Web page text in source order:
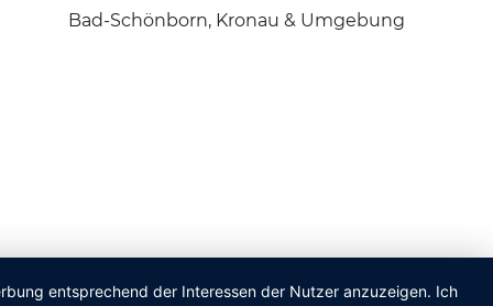
Bad-Schönborn, Kronau & Umgebung
entsprechend der Interessen der Nutzer anzuzeigen. Ich